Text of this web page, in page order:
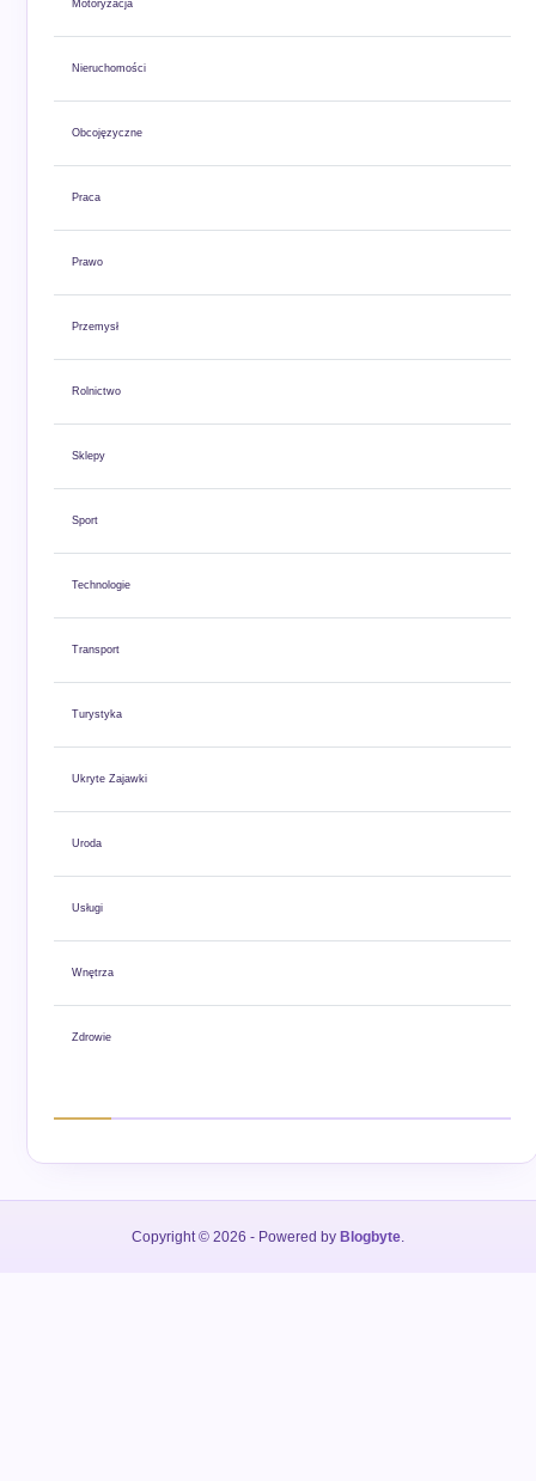
Motoryzacja
Nieruchomości
Obcojęzyczne
Praca
Prawo
Przemysł
Rolnictwo
Sklepy
Sport
Technologie
Transport
Turystyka
Ukryte Zajawki
Uroda
Usługi
Wnętrza
Zdrowie
Copyright © 2026 - Powered by Blogbyte.